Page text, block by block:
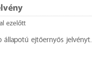
ezelőtt
állapotú ejtőernyős jelvényt.